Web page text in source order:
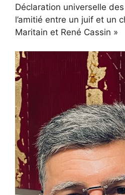
Déclaration universelle
l’amitié entre un juif et un
Maritain et René Cassin »